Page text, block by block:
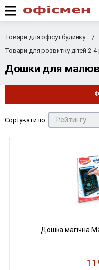
Товари для офісу і будинку
Товари для розвитку дітей 2-4
Дошки для
Сортувати по:
Дошка магічна